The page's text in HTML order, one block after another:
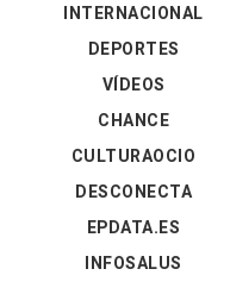
INTERNACIONAL
DEPORTES
VÍDEOS
CHANCE
CULTURAOCIO
DESCONECTA
EPDATA.ES
INFOSALUS